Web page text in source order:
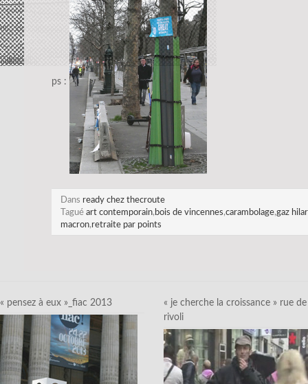
ps :
Dans ready chez thecroute
Tagué art contemporain, bois de vincennes,carambolage,gaz
macron,retraite par points
« pensez à eux »_fiac 2013
« je cherche la croissance » rue de
rivoli